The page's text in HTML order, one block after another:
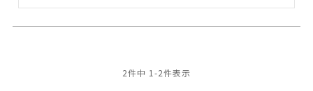
2件中 1-2件表示